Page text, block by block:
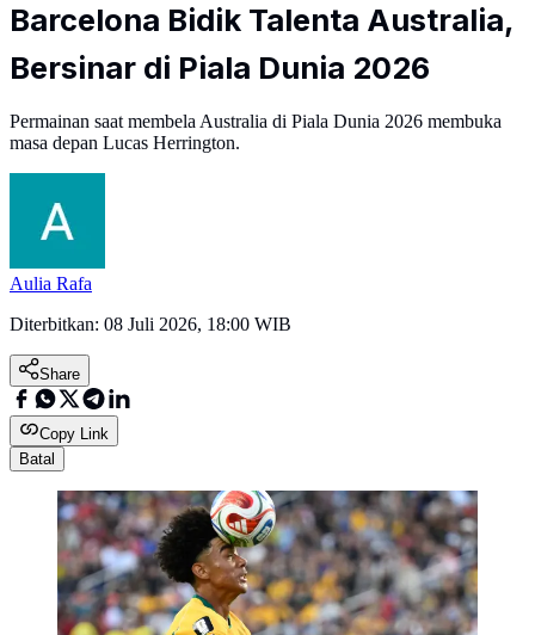
Barcelona Bidik Talenta Australia,
Bersinar di Piala Dunia 2026
Permainan saat membela Australia di Piala Dunia 2026 membuka
masa depan Lucas Herrington.
Aulia Rafa
Diterbitkan: 08 Juli 2026, 18:00 WIB
Share
Copy Link
Batal